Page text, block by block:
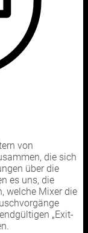
von
die sich
über die
es uns, die
welche Mixer die
„Exit-